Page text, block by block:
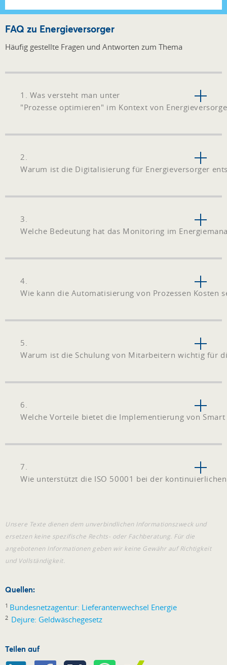
FAQ zu Energieversorger
Häufig gestellte Fragen und Antworten zum Thema
1. Was versteht man unter
"Prozesse optimieren" im Kontext von
2.
Warum ist die Digitalisierung für Energieversorger
3.
Welche Bedeutung hat das Monitoring im
4.
Wie kann die Automatisierung von Prozessen Kosten
5.
Warum ist die Schulung von Mitarbeitern wichtig für
6.
Welche Vorteile bietet die Implementierung von Smart
7.
Wie unterstützt die ISO 50001 bei der kontinuierlichen
Unsere Texte dienen dem unverbindlichen Informationszweck und
ersetzen keine spezifische Rechts- oder Fachberatung. Für die
angebotenen Informationen geben wir keine Gewähr auf Richtigkeit
und Vollständigkeit.
Quellen:
1 Bundesnetzagentur: Lieferantenwechsel Energie
2 Dejure: Geldwäschegesetz
Teilen auf